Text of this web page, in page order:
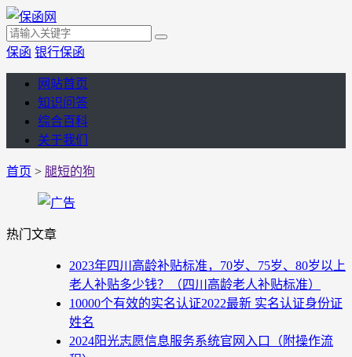
保函 银行保函
网站首页
知识问答
综合百科
关于我们
首页 > 腿短的狗
热门文章
2023年四川高龄补贴标准，70岁、75岁、80岁以上
老人补贴多少钱？（四川高龄老人补贴标准）
10000个有效的实名认证2022最新 实名认证身份证
姓名
2024阳光志愿信息服务系统官网入口（附操作流